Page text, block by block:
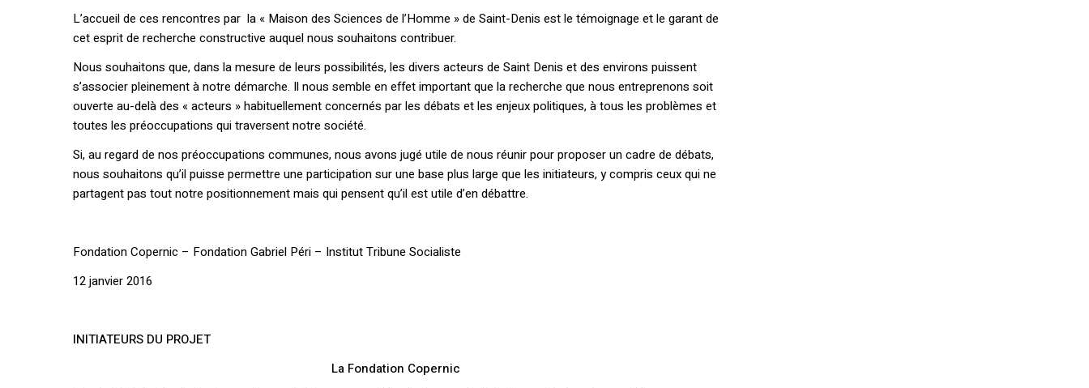
L’accueil de ces rencontres par la « Maison des Sciences de l’Homme » de Saint-Denis est le témoignage et le garant de
cet esprit de recherche constructive auquel nous souhaitons contribuer.
Nous souhaitons que, dans la mesure de leurs possibilités, les divers acteurs de Saint Denis et des environs puissent
s’associer pleinement à notre démarche. Il nous semble en effet important que la recherche que nous entreprenons soit
ouverte au-delà des « acteurs » habituellement concernés par les débats et les enjeux politiques, à tous les problèmes et
toutes les préoccupations qui traversent notre société.
Si, au regard de nos préoccupations communes, nous avons jugé utile de nous réunir pour proposer un cadre de débats,
nous souhaitons qu’il puisse permettre une participation sur une base plus large que les initiateurs, y compris ceux qui ne
partagent pas tout notre positionnement mais qui pensent qu’il est utile d’en débattre.
Fondation Copernic – Fondation Gabriel Péri – Institut Tribune Socialiste
12 janvier 2016
INITIATEURS DU PROJET
La Fondation Copernic